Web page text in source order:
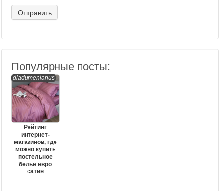
Популярные посты:
diadumenianus
Рейтинг
интернет-
магазинов, где
можно купить
постельное
белье евро
сатин